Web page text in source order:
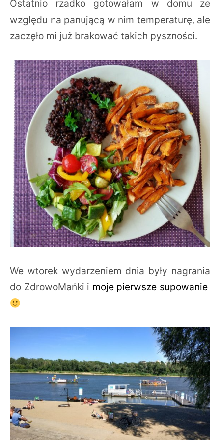
Ostatnio rzadko gotowałam w domu ze
względu na panującą w nim temperaturę, ale
zaczęło mi już brakować takich pyszności.
We wtorek wydarzeniem dnia były nagrania
do ZdrowoMańki i moje pierwsze supowanie